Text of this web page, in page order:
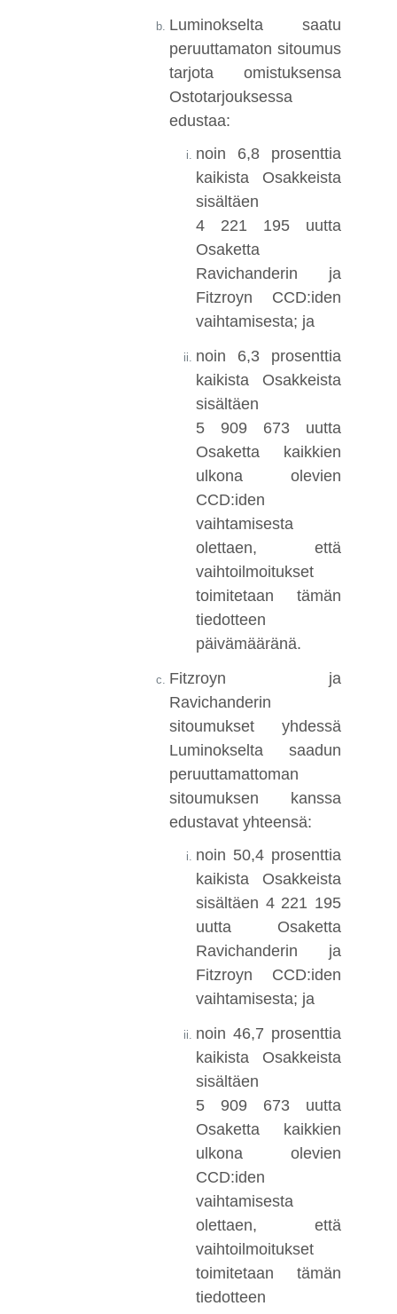
Luminokselta saatu
peruuttamaton sitoumus
tarjota omistuksensa
Ostotarjouksessa
edustaa:
noin 6,8 prosenttia
kaikista Osakkeista
sisältäen
4 221 195 uutta
Osaketta
Ravichanderin ja
Fitzroyn CCD:iden
vaihtamisesta; ja
noin 6,3 prosenttia
kaikista Osakkeista
sisältäen
5 909 673 uutta
Osaketta kaikkien
ulkona olevien
CCD:iden
vaihtamisesta
olettaen, että
vaihtoilmoitukset
toimitetaan tämän
tiedotteen
päivämääränä.
Fitzroyn ja
Ravichanderin
sitoumukset yhdessä
Luminokselta saadun
peruuttamattoman
sitoumuksen kanssa
edustavat yhteensä:
noin 50,4 prosenttia
kaikista Osakkeista
sisältäen 4 221 195
uutta Osaketta
Ravichanderin ja
Fitzroyn CCD:iden
vaihtamisesta; ja
noin 46,7 prosenttia
kaikista Osakkeista
sisältäen
5 909 673 uutta
Osaketta kaikkien
ulkona olevien
CCD:iden
vaihtamisesta
olettaen, että
vaihtoilmoitukset
toimitetaan tämän
tiedotteen